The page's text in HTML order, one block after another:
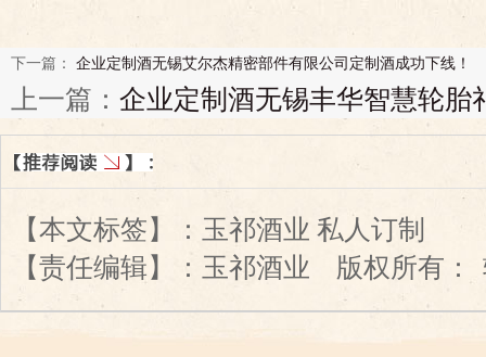
下一篇： 企业定制酒无锡艾尔杰精密部件有限公司定制酒成功下线！
上一篇： 企业定制酒无锡丰华智慧轮胎
【本文标签】： 玉祁酒业 私人订制
【责任编辑】： 玉祁酒业 版权所有：